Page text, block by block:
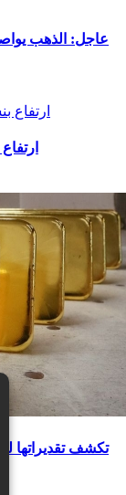
ارتفاع بنسبة 14 %